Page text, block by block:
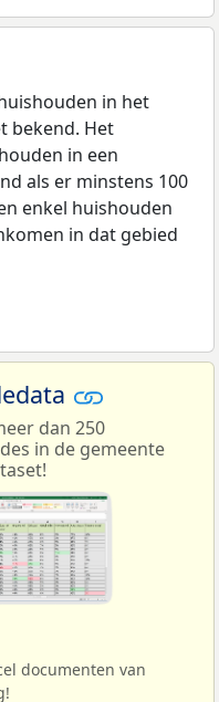
in het
bekend. Het
in een
als er minstens 100
enkel huishouden
in dat gebied
dan 250
in de gemeente
documenten van